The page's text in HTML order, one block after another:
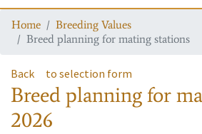
Home
Breeding Values
Breed planning for mating stations
Back to selection form
Breed planning for
2026